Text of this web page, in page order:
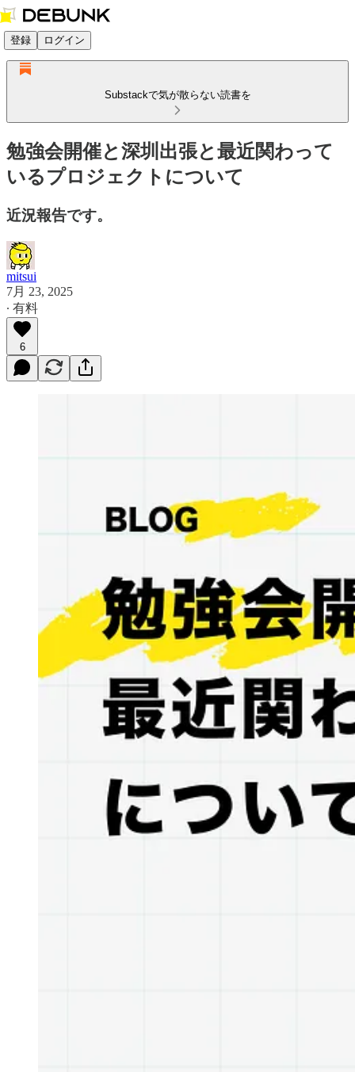
登録 ログイン
Substackで気が散らない読書を
勉強会開催と深圳出張と最近関わって
いるプロジェクトについて
近況報告です。
mitsui
7月 23, 2025
∙ 有料
6